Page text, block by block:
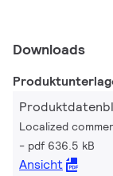
Downloads
Localized
pdf 636.5 kB
Ansicht